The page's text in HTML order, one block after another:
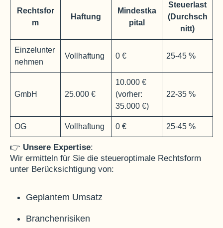
Rechtsfor
m
Haftung
Mindestka
pital
Steuerlast
(Durchsch
nitt)
Einzelunter
nehmen
Vollhaftung 0 € 25-45 %
GmbH 25.000 €
10.000 €
(vorher:
35.000 €)
22-35 %
OG Vollhaftung 0 € 25-45 %
👉 Unsere Expertise:
Wir ermitteln für Sie die steueroptimale Rechtsform
unter Berücksichtigung von:
Geplantem Umsatz
Branchenrisiken